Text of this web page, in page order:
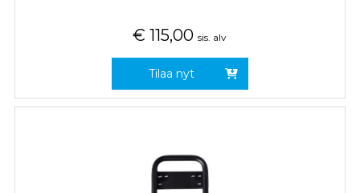
€ 115,00 sis. alv
Tilaa nyt